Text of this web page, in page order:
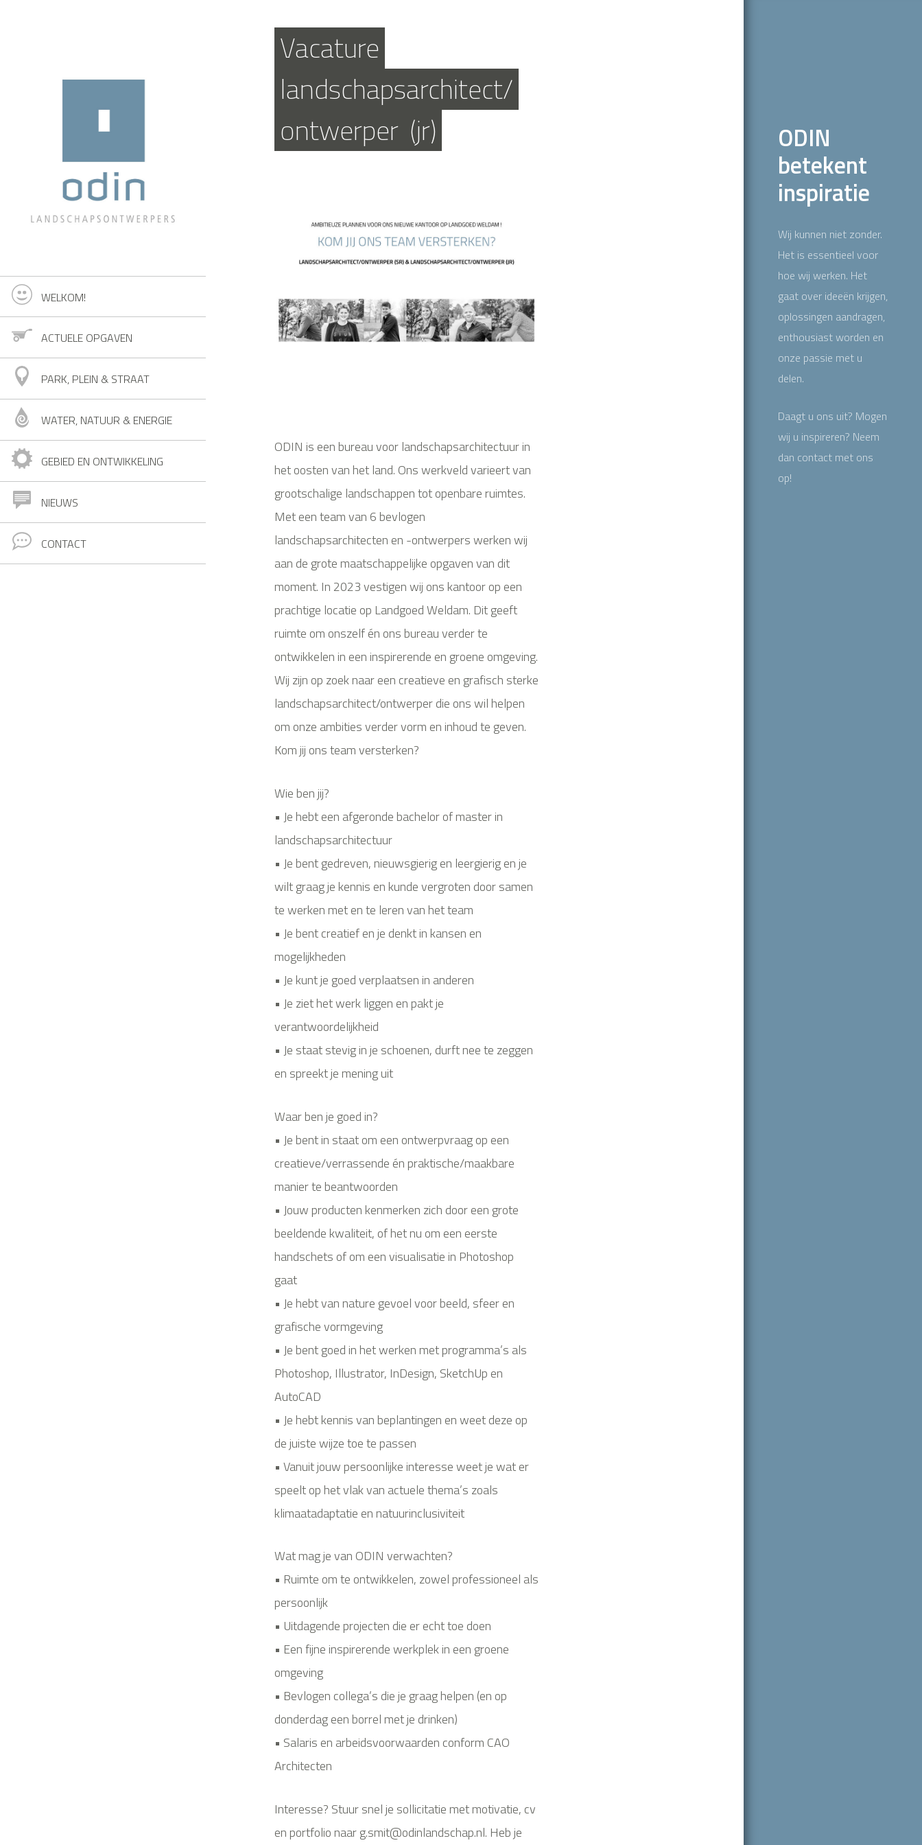
WELKOM!
ACTUELE OPGAVEN
PARK, PLEIN & STRAAT
WATER, NATUUR & ENERGIE
GEBIED EN ONTWIKKELING
NIEUWS
CONTACT
Vacature
landschapsarchitect/
ontwerper (jr)
ODIN is een bureau voor landschapsarchitectuur in
het oosten van het land. Ons werkveld varieert van
grootschalige landschappen tot openbare ruimtes.
Met een team van 6 bevlogen
landschapsarchitecten en -ontwerpers werken wij
aan de grote maatschappelijke opgaven van dit
moment. In 2023 vestigen wij ons kantoor op een
prachtige locatie op Landgoed Weldam. Dit geeft
ruimte om onszelf én ons bureau verder te
ontwikkelen in een inspirerende en groene omgeving.
Wij zijn op zoek naar een creatieve en grafisch sterke
landschapsarchitect/ontwerper die ons wil helpen
om onze ambities verder vorm en inhoud te geven.
Kom jij ons team versterken?
Wie ben jij?
• Je hebt een afgeronde bachelor of master in
landschapsarchitectuur
• Je bent gedreven, nieuwsgierig en leergierig en je
wilt graag je kennis en kunde vergroten door samen
te werken met en te leren van het team
• Je bent creatief en je denkt in kansen en
mogelijkheden
• Je kunt je goed verplaatsen in anderen
• Je ziet het werk liggen en pakt je
verantwoordelijkheid
• Je staat stevig in je schoenen, durft nee te zeggen
en spreekt je mening uit
Waar ben je goed in?
• Je bent in staat om een ontwerpvraag op een
creatieve/verrassende én praktische/maakbare
manier te beantwoorden
• Jouw producten kenmerken zich door een grote
beeldende kwaliteit, of het nu om een eerste
handschets of om een visualisatie in Photoshop
gaat
• Je hebt van nature gevoel voor beeld, sfeer en
grafische vormgeving
• Je bent goed in het werken met programma’s als
Photoshop, Illustrator, InDesign, SketchUp en
AutoCAD
• Je hebt kennis van beplantingen en weet deze op
de juiste wijze toe te passen
• Vanuit jouw persoonlijke interesse weet je wat er
speelt op het vlak van actuele thema’s zoals
klimaatadaptatie en natuurinclusiviteit
Wat mag je van ODIN verwachten?
• Ruimte om te ontwikkelen, zowel professioneel als
persoonlijk
• Uitdagende projecten die er echt toe doen
• Een fijne inspirerende werkplek in een groene
omgeving
• Bevlogen collega’s die je graag helpen (en op
donderdag een borrel met je drinken)
• Salaris en arbeidsvoorwaarden conform CAO
Architecten
Interesse? Stuur snel je sollicitatie met motivatie, cv
en portfolio naar g.smit@odinlandschap.nl. Heb je
ODIN
betekent
inspiratie
Wij kunnen niet zonder.
Het is essentieel voor
hoe wij werken. Het
gaat over ideeën krijgen,
oplossingen aandragen,
enthousiast worden en
onze passie met u
delen.
Daagt u ons uit? Mogen
wij u inspireren? Neem
dan contact met ons
op!